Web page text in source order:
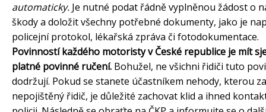
automaticky. Je nutné podat řádně vyplněnou žádost o
škody a doložit všechny potřebné dokumenty, jako je
policejní protokol, lékařská zpráva či fotodokumentace.
Povinností každého motoristy v České republice je mít
platné povinné ručení. Bohužel, ne všichni řidiči tuto
dodržují. Pokud se stanete účastníkem nehody, kterou
nepojištěný řidič, je důležité zachovat klid a ihned